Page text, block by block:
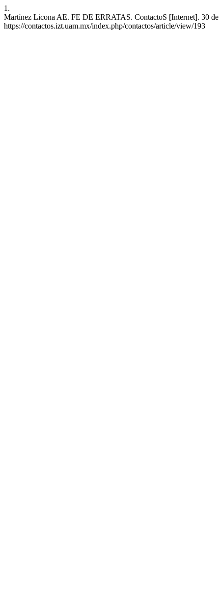
1.
Martínez Licona AE. FE DE ERRATAS. ContactoS [Internet]. 30
https://contactos.izt.uam.mx/index.php/contactos/article/view/193